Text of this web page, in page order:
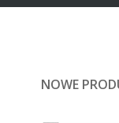
NOWE